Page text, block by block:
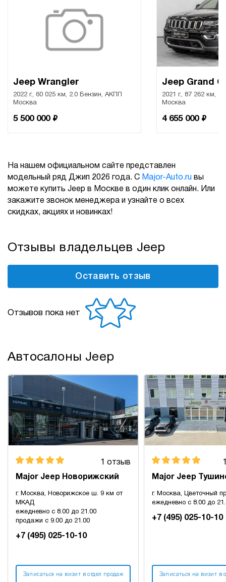
Jeep Wrangler
2022 г., 60 025 км, 2.0 Бензин, АКПП
Москва
5 500 000 ₽
Jeep Grand
2021 г., 87 262 км,
Москва
4 655 000 ₽
На нашем официальном сайте представлен
модельный ряд Джип 2026 года. С Major-Auto.ru вы
можете купить Jeep в Москве в один клик онлайн. Или
закажите звонок менеджера и узнайте о всех
скидках, акциях и новинках!
Отзывы владельцев Jeep
Оставить отзыв
Отзывов пока нет
Автосалоны Jeep
1 отзыв
Major Jeep Новорижский
г. Москва, Новорижское ш. 9 км от
МКАД
ежедневно с 8.00 до 21.00
продажи с 9.00 до 21.00
+7 (495) 025-10-10
Записаться на визит в отдел продаж
Major Jeep
г. Москва, Цветочный
ежедневно с 8.00 до
+7 (495) 025-10-10
Записаться на визит в